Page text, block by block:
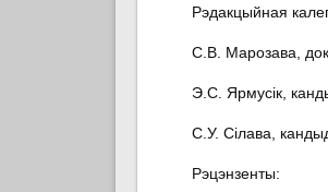
Рэдакцыйная
С.В. Марозава,
Э.С. Ярмусік,
С.У. Сілава,
Рэцэнзенты: